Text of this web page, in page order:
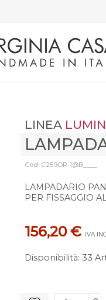
LINEA
Cod: C259OR-1@B____
LAMPADARIO
PER FISSAGGIO
156,20 € IVA
Disponibilità: 33